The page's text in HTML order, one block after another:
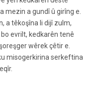
mezin a gundî û girîng e.
a têkoşîna li dijî zulm,
evrilt, kedkarên tenê
wêrek çêtir e.
misogerkirina serkeftina